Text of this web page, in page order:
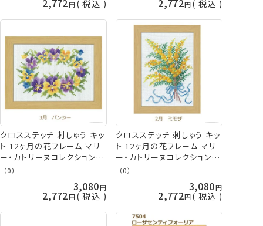
税込 税込
クロスステッチ 刺しゅう キッ
ト 12ヶ月の花フレーム マリ
ー・カトリーヌコレクション 3
月 パンジー 7508 オリムパ
（0）
3,080
2,772 税込
クロスステッチ 刺しゅう キッ
ト 12ヶ月の花フレーム マリ
ー・カトリーヌコレクション 2
月 ミモザ 7507 オリムパス
（0）
3,080
2,772 税込